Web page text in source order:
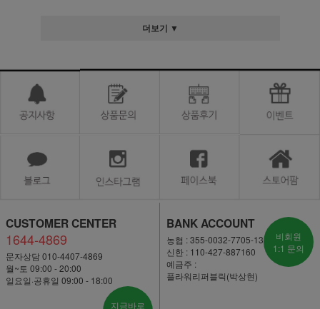
더보기 ▼
CUSTOMER CENTER
1644-4869
문자상담 010-4407-4869
월~토 09:00 - 20:00
일요일·공휴일 09:00 - 18:00
지금바로
BANK ACCOUNT
농협 : 355-0032-7705-13
신한 : 110-427-887160
예금주 :
플라워리퍼블릭(박상현)
비회원
1:1 문의